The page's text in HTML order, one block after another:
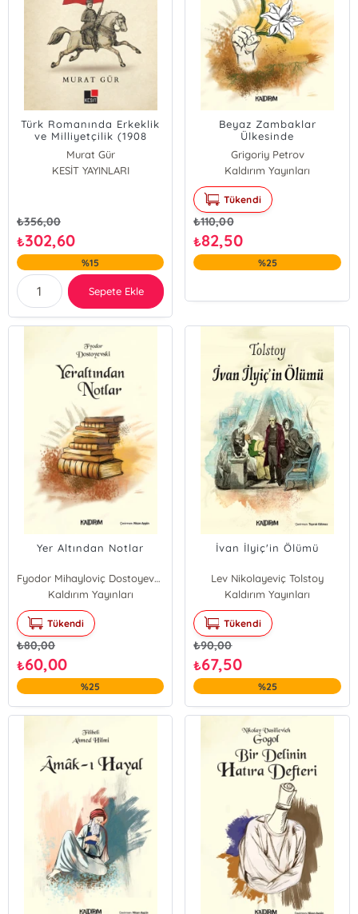
Türk Romanında Erkeklik
ve Milliyetçilik (1908
-1923)
Murat Gür
KESİT YAYINLARI
₺356,00
₺302,60
%15
Sepete Ekle
Beyaz Zambaklar
Ülkesinde
Grigoriy Petrov
Kaldırım Yayınları
Tükendi
₺110,00
₺82,50
%25
Yer Altından Notlar
Fyodor Mihayloviç Dostoyevski
Kaldırım Yayınları
Tükendi
₺80,00
₺60,00
%25
İvan İlyiç'in Ölümü
Lev Nikolayeviç Tolstoy
Kaldırım Yayınları
Tükendi
₺90,00
₺67,50
%25